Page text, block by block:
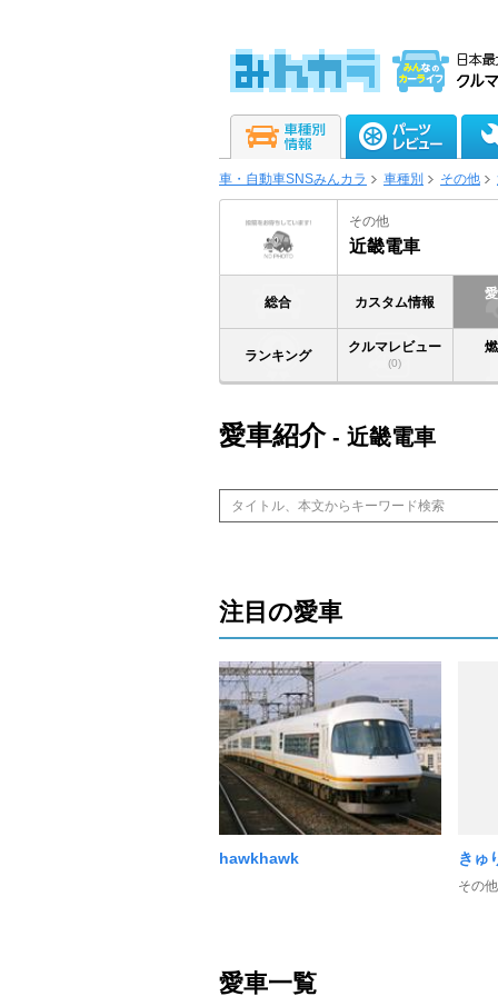
車・自動車SNSみんカラ 車種別 その他
その他
近畿電車
総合 カスタム情報
ランキング
クルマレビュー
(0)
愛車紹介- 近畿電車
注目の愛車
hawkhawk きゅ
その
愛車一覧